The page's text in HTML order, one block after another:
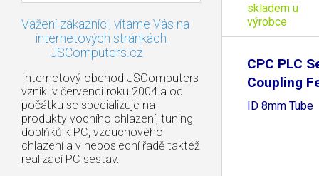
Vážení zákazníci, vítáme Vás na
internetových stránkách
JSComputers.cz
Internetový obchod JSComputers
vznikl v červenci roku 2004 a od
počátku se specializuje na
produkty vodního chlazení, tuning
doplňků k PC, vzduchového
chlazení a v neposlední řadě taktéž
realizací PC sestav.
skladem u
výrobce
CPC PLC
Coupling
ID 8mm Tube